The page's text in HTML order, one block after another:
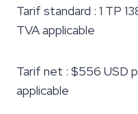
Tarif standard : 1 TP
TVA applicable
Tarif net : $556 USD
applicable